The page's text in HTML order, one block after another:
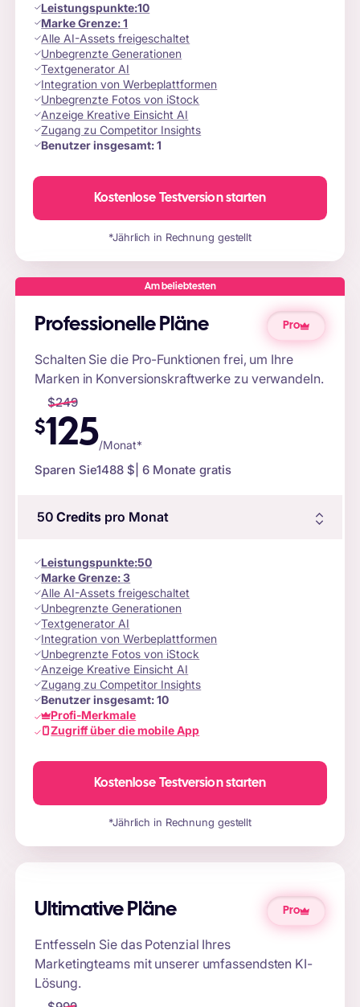
Leistungspunkte:10
Marke Grenze:1
Alle AI-Assets freigeschaltet
Unbegrenzte Generationen
Textgenerator AI
Integration von Werbeplattformen
Unbegrenzte Fotos von iStock
Anzeige Kreative Einsicht AI
Zugang zu Competitor Insights
Benutzer insgesamt:1
Kostenlose Testversion starten
*Jährlich in Rechnung gestellt
Am beliebtesten
Professionelle Pläne Pro
Schalten Sie die Pro-Funktionen frei, um Ihre
Marken in Konversionskraftwerke zu verwandeln.
$249
$125/Monat*
Sparen Sie1488 $ | 6 Monate gratis
50 Creditspro Monat
Leistungspunkte:50
Marke Grenze:3
Alle AI-Assets freigeschaltet
Unbegrenzte Generationen
Textgenerator AI
Integration von Werbeplattformen
Unbegrenzte Fotos von iStock
Anzeige Kreative Einsicht AI
Zugang zu Competitor Insights
Benutzer insgesamt:10
Profi-Merkmale
Zugriff über die mobile App
Kostenlose Testversion starten
*Jährlich in Rechnung gestellt
Ultimative Pläne Pro
Entfesseln Sie das Potenzial Ihres
Marketingteams mit unserer umfassendsten KI-
Lösung.